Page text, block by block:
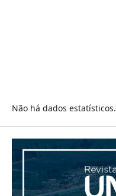
Não há dados estatísticos.